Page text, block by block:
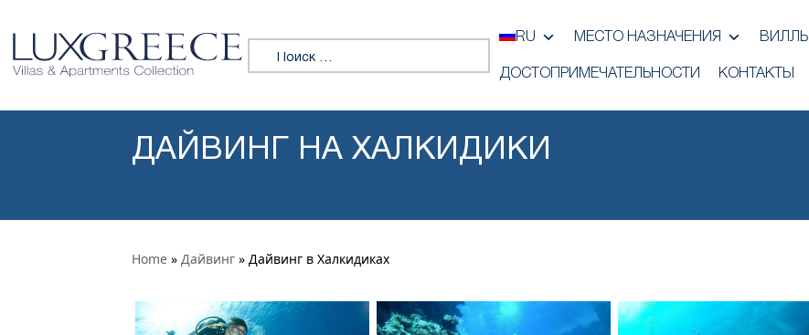
Искать:
RU МЕСТО НАЗНАЧЕНИЯ ВИЛЛЫ
ДОСТОПРИМЕЧАТЕЛЬНОСТИ КОНТАКТЫ
ДАЙВИНГ НА ХАЛКИДИКИ
Home » Дайвинг » Дайвинг в Халкидиках